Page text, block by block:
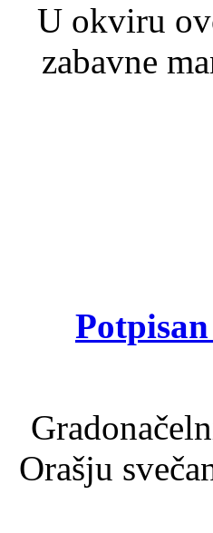
U okviru
zabavne
Orašju